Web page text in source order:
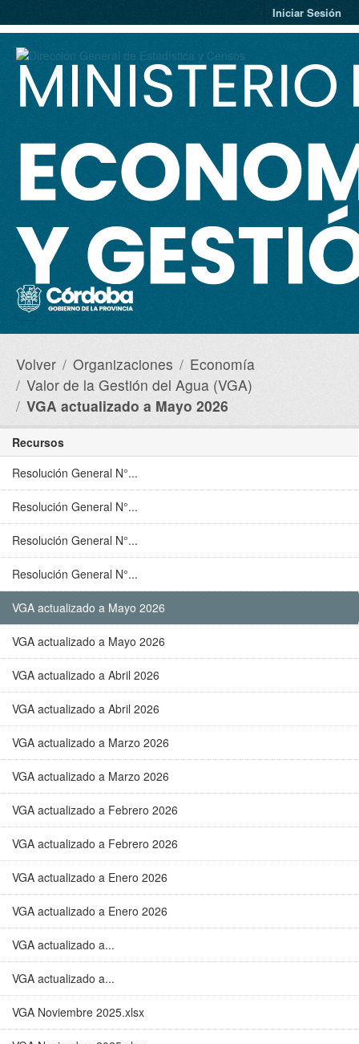
Iniciar Sesión
Volver Organizaciones
Economía
Valor de la Gestión del Agua (VGA)
VGA actualizado a Mayo 2026
Recursos
Resolución General N°...
Resolución General N°...
Resolución General N°...
Resolución General N°...
VGA actualizado a Mayo 2026
VGA actualizado a Mayo 2026
VGA actualizado a Abril 2026
VGA actualizado a Abril 2026
VGA actualizado a Marzo 2026
VGA actualizado a Marzo 2026
VGA actualizado a Febrero 2026
VGA actualizado a Febrero 2026
VGA actualizado a Enero 2026
VGA actualizado a Enero 2026
VGA actualizado a...
VGA actualizado a...
VGA Noviembre 2025.xlsx